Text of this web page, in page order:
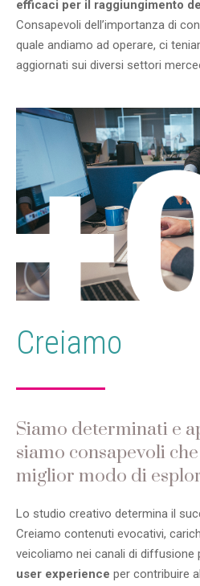
efficaci per il raggiungimento
Consapevoli dell’importanza di
quale andiamo ad operare, ci
aggiornati sui diversi settori
Creiamo
Siamo determinati e
siamo consapevoli
miglior modo di
Lo studio creativo determina il
Creiamo contenuti evocativi,
veicoliamo nei canali di diffusione
user experience per contribuire